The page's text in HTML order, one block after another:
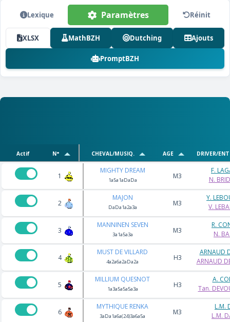
Lexique Paramètres Réinit
XLSX MathBZH Dutching Ajouts
PromptBZH
Actif N° CHEVAL/MUSIQ. AGE DRIVER/
1
MIGHTY DREAM
1a5a1aDaDa M3
F.
N.
2
MAJON
DaDa1a2a3a M3
Y.
V.
3
MANNINEN SEVEN
3a1a5a3a M3
R.
N.
4
MUST DE VILLARD
4a2a6a2aDa2a H3
ARNAUD
ARNAUD
5
MILLIUM QUESNOT
1a3a5a5a5a3a H3
A.
Tan.
6
MYTHIQUE RENKA
3aDa1a6a(24)3a6a5a M3
L.M.
L.M.